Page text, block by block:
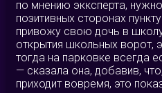
по мнению экксперта,
позитивных сторонах
привожу свою дочь в
открытия школьных ворот,
тогда на парковке всегда
— сказала она, добавив,
приходит вовремя, это